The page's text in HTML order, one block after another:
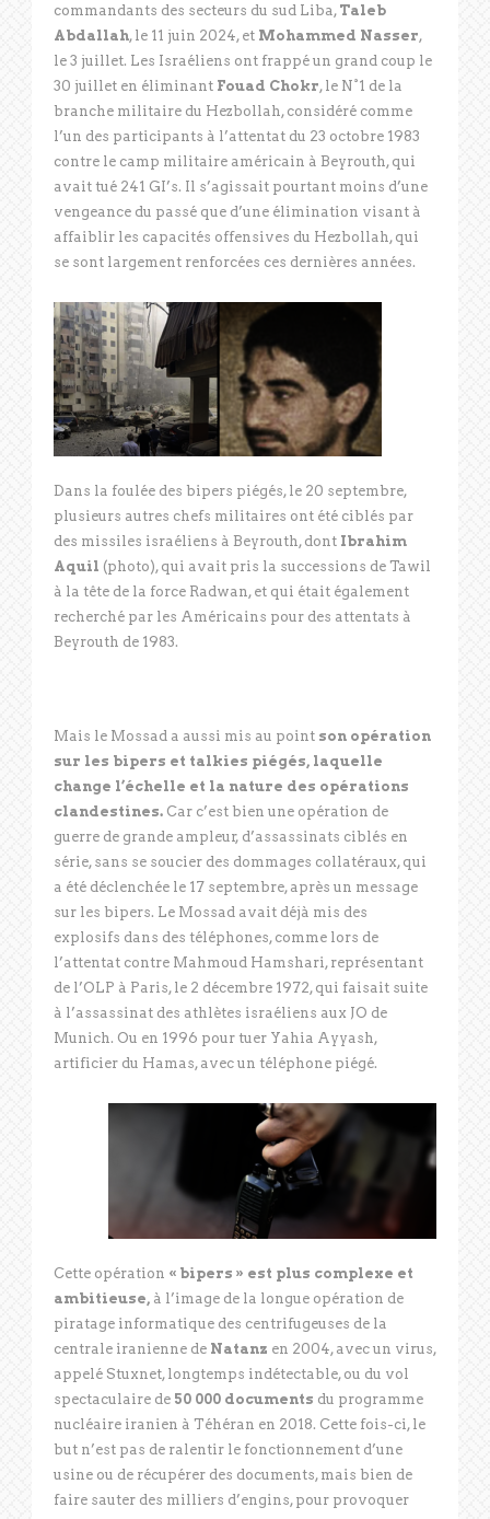
commandants des secteurs du sud Liba, Taleb
Abdallah, le 11 juin 2024, et Mohammed Nasser,
le 3 juillet. Les Israéliens ont frappé un grand coup le
30 juillet en éliminant Fouad Chokr, le N°1 de la
branche militaire du Hezbollah, considéré comme
l’un des participants à l’attentat du 23 octobre 1983
contre le camp militaire américain à Beyrouth, qui
avait tué 241 GI’s. Il s’agissait pourtant moins d’une
vengeance du passé que d’une élimination visant à
affaiblir les capacités offensives du Hezbollah, qui
se sont largement renforcées ces dernières années.
Dans la foulée des bipers piégés, le 20 septembre,
plusieurs autres chefs militaires ont été ciblés par
des missiles israéliens à Beyrouth, dont Ibrahim
Aquil (photo), qui avait pris la successions de Tawil
à la tête de la force Radwan, et qui était également
recherché par les Américains pour des attentats à
Beyrouth de 1983.
Mais le Mossad a aussi mis au point son opération
sur les bipers et talkies piégés, laquelle
change l’échelle et la nature des opérations
clandestines. Car c’est bien une opération de
guerre de grande ampleur, d’assassinats ciblés en
série, sans se soucier des dommages collatéraux, qui
a été déclenchée le 17 septembre, après un message
sur les bipers. Le Mossad avait déjà mis des
explosifs dans des téléphones, comme lors de
l’attentat contre Mahmoud Hamshari, représentant
de l’OLP à Paris, le 2 décembre 1972, qui faisait suite
à l’assassinat des athlètes israéliens aux JO de
Munich. Ou en 1996 pour tuer Yahia Ayyash,
artificier du Hamas, avec un téléphone piégé.
Cette opération « bipers » est plus complexe et
ambitieuse, à l’image de la longue opération de
piratage informatique des centrifugeuses de la
centrale iranienne de Natanz en 2004, avec un virus,
appelé Stuxnet, longtemps indétectable, ou du vol
spectaculaire de 50 000 documents du programme
nucléaire iranien à Téhéran en 2018. Cette fois-ci, le
but n’est pas de ralentir le fonctionnement d’une
usine ou de récupérer des documents, mais bien de
faire sauter des milliers d’engins, pour provoquer